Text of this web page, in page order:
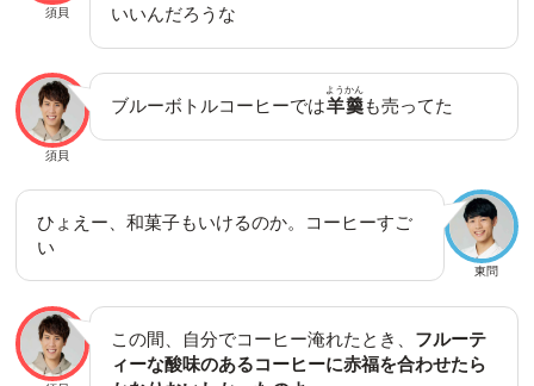
須貝
いいんだろうな
須貝
ブルーボトルコーヒーでは羊羹
ようかん
も売ってた
東問
ひょえー、和菓子もいけるのか。コーヒーすご
い
この間、自分でコーヒー淹れたとき、 フルーテ
ィーな酸味のあるコーヒーに赤福を合わせたら